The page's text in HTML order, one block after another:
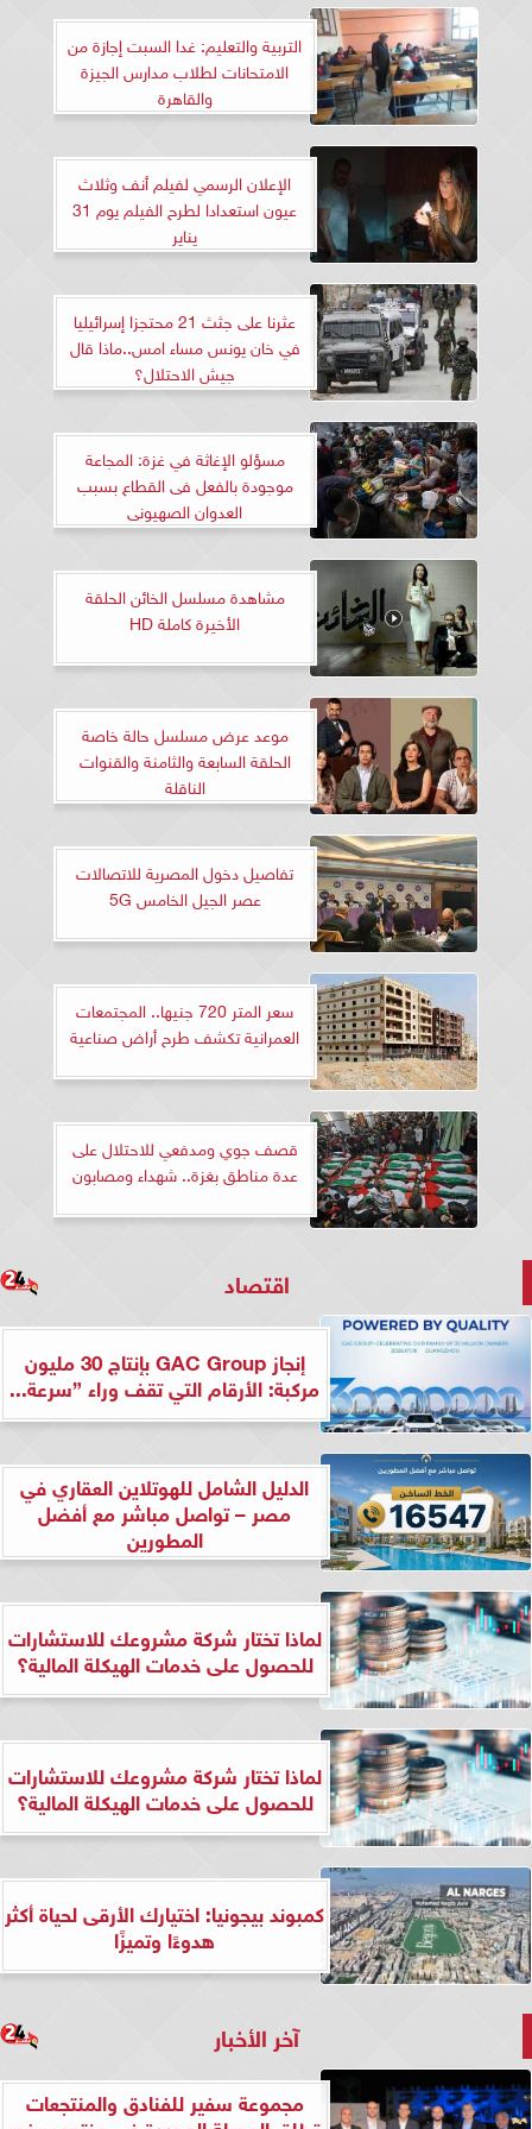
التربية والتعليم: غدا السبت إجازة من
الامتحانات لطلاب مدارس الجيزة
والقاهرة
الإعلان الرسمي لفيلم أنف وثلاث
عيون استعدادا لطرح الفيلم يوم 31
يناير
عثرنا على جثث 21 محتجزا إسرائيليا
في خان يونس مساء امس..ماذا قال
جيش الاحتلال؟
مسؤلو الإغاثة في غزة: المجاعة
موجودة بالفعل فى القطاع بسبب
العدوان الصهيونى
مشاهدة مسلسل الخائن الحلقة
الأخيرة كاملة HD
موعد عرض مسلسل حالة خاصة
الحلقة السابعة والثامنة والقنوات
الناقلة
تفاصيل دخول المصرية للاتصالات
عصر الجيل الخامس 5G
سعر المتر 720 جنيها.. المجتمعات
العمرانية تكشف طرح أراض صناعية
قصف جوي ومدفعي للاحتلال على
عدة مناطق بغزة.. شهداء ومصابون
اقتصاد
إنجاز GAC Group بإنتاج 30 مليون
مركبة: الأرقام التي تقف وراء ”سرعة...
الدليل الشامل للهوتلاين العقاري في
مصر – تواصل مباشر مع أفضل
المطورين
لماذا تختار شركة مشروعك للاستشارات
للحصول على خدمات الهيكلة المالية؟
لماذا تختار شركة مشروعك للاستشارات
للحصول على خدمات الهيكلة المالية؟
كمبوند بيجونيا: اختيارك الأرقى لحياة أكثر
هدوءًا وتميزًا
آخر الأخبار
مجموعة سفير للفنادق والمنتجعات